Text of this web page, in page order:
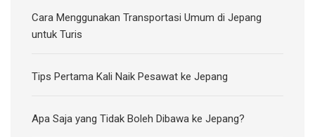
Cara Menggunakan Transportasi Umum di Jepang
untuk Turis
Tips Pertama Kali Naik Pesawat ke Jepang
Apa Saja yang Tidak Boleh Dibawa ke Jepang?